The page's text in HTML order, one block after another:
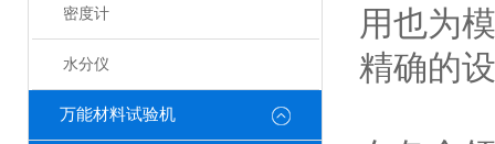
密度计
水分仪
万能材料试验机
用也为
精确的